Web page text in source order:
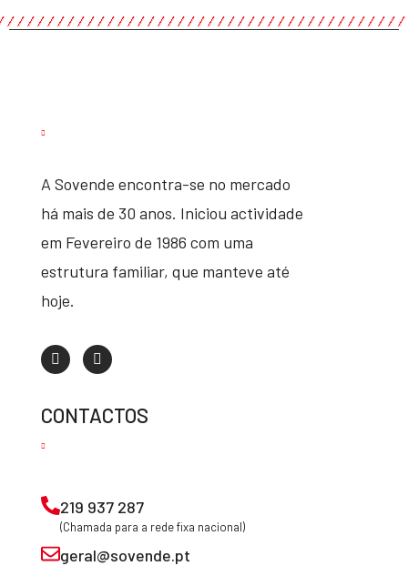
A Sovende encontra-se no mercado
há mais de 30 anos. Iniciou actividade
em Fevereiro de 1986 com uma
estrutura familiar, que manteve até
hoje.
CONTACTOS
219 937 287
(Chamada para a rede fixa nacional)
geral@sovende.pt